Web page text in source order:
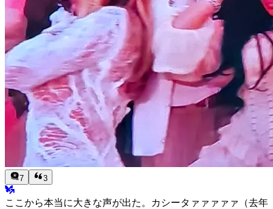
7 3
ここから本当に大きな声が出た。カシータァァァァァ（去年